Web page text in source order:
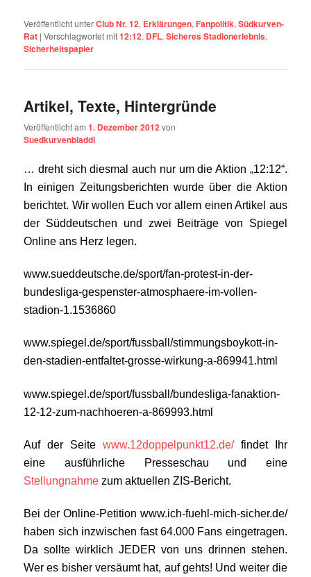
Veröffentlicht unterClub Nr. 12, Erklärungen, Fanpolitik,Südkurven-
Rat |Verschlagwortet mit12:12, DFL,Sicheres Stadionerlebnis,
Sicherheitspapier
Artikel, Texte, Hintergründe
Veröffentlicht am1. Dezember 2012von
Suedkurvenbladdl
… dreht sich diesmal auch nur um die Aktion „12:12“.
In einigen Zeitungsberichten wurde über die Aktion
berichtet. Wir wollen Euch vor allem einen Artikel aus
der Süddeutschen und zwei Beiträge von Spiegel
Online ans Herz legen.
www.sueddeutsche.de/sport/fan-protest-in-der-
bundesliga-gespenster-atmosphaere-im-vollen-
stadion-1.1536860
www.spiegel.de/sport/fussball/stimmungsboykott-in-
den-stadien-entfaltet-grosse-wirkung-a-869941.html
www.spiegel.de/sport/fussball/bundesliga-fanaktion-
12-12-zum-nachhoeren-a-869993.html
Auf der Seite www.12doppelpunkt12.de/findet Ihr
eine ausführliche Presseschau und eine
Stellungnahmezum aktuellen ZIS-Bericht.
Bei der Online-Petition www.ich-fuehl-mich-sicher.de/
haben sich inzwischen fast 64.000 Fans eingetragen.
Da sollte wirklich JEDER von uns drinnen stehen.
Wer es bisher versäumt hat, auf gehts! Und weiter die